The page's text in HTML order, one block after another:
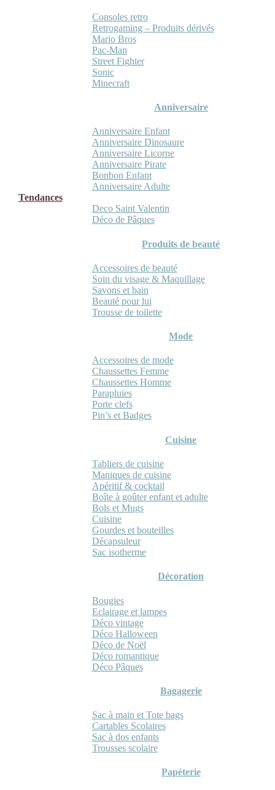
Consoles retro
Retrogaming – Produits dérivés
Mario Bros
Pac-Man
Street Fighter
Sonic
Minecraft
Anniversaire
Anniversaire Enfant
Anniversaire Dinosaure
Anniversaire Licorne
Anniversaire Pirate
Bonbon Enfant
Anniversaire Adulte
Tendances
Deco Saint Valentin
Déco de Pâques
Produits de beauté
Accessoires de beauté
Soin du visage & Maquillage
Savons et bain
Beauté pour lui
Trousse de toilette
Mode
Accessoires de mode
Chaussettes Femme
Chaussettes Homme
Parapluies
Porte clefs
Pin’s et Badges
Cuisine
Tabliers de cuisine
Maniques de cuisine
Apéritif & cocktail
Boîte à goûter enfant et adulte
Bols et Mugs
Cuisine
Gourdes et bouteilles
Décapsuleur
Sac isotherme
Décoration
Bougies
Eclairage et lampes
Déco vintage
Déco Halloween
Déco de Noël
Déco romantique
Déco Pâques
Bagagerie
Sac à main et Tote bags
Cartables Scolaires
Sac à dos enfants
Trousses scolaire
Papèterie